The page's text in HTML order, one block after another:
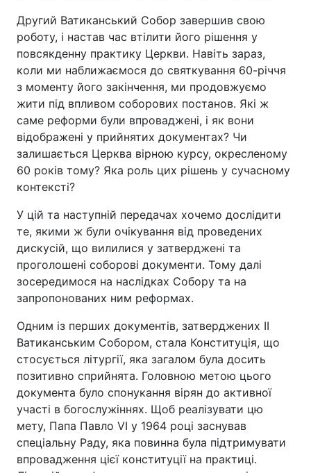
Другий Ватиканський Собор завершив свою
роботу, і настав час втілити його рішення у
повсякденну практику Церкви. Навіть зараз,
коли ми наближаємося до святкування 60-річчя
з моменту його закінчення, ми продовжуємо
жити під впливом соборових постанов. Які ж
саме реформи були впроваджені, і як вони
відображені у прийнятих документах? Чи
залишається Церква вірною курсу, окресленому
60 років тому? Яка роль цих рішень у сучасному
контексті?
У цій та наступній передачах хочемо дослідити
те, якими ж були очікування від проведених
дискусій, що вилилися у затверджені та
проголошені соборові документи. Тому далі
зосередимося на наслідках Собору та на
запропонованих ним реформах.
Одним із перших документів, затверджених ІІ
Ватиканським Собором, стала Конституція, що
стосується літургії, яка загалом була досить
позитивно сприйнята. Головною метою цього
документа було спонукання вірян до активної
участі в богослужіннях. Щоб реалізувати цю
мету, Папа Павло VI у 1964 році заснував
спеціальну Раду, яка повинна була підтримувати
впровадження цієї конституції на практиці.